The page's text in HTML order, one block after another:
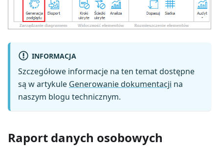
INFORMACJA
Szczegółowe informacje na ten temat dostępne
są w artykule Generowanie dokumentacji na
naszym blogu technicznym.
Raport danych osobowych